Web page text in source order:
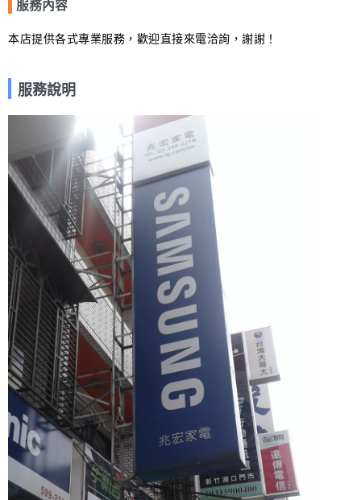
服務內容
本店提供各式專業服務，歡迎直接來電洽詢，謝謝！
服務說明